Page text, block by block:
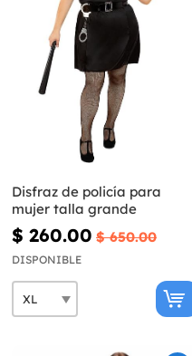
Disfraz de policía para
mujer talla grande
$ 260.00 $ 650.00
DISPONIBLE